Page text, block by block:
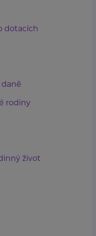
dotacích
rodiny
život